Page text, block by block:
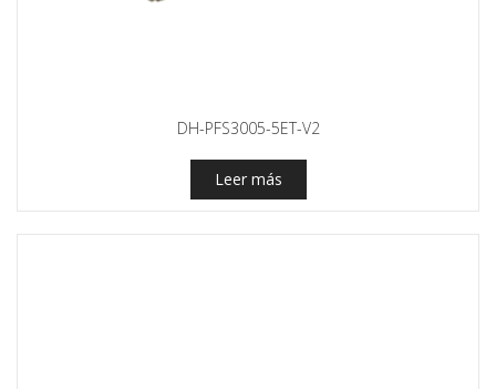
DH-PFS3005-5ET-V2
Leer más